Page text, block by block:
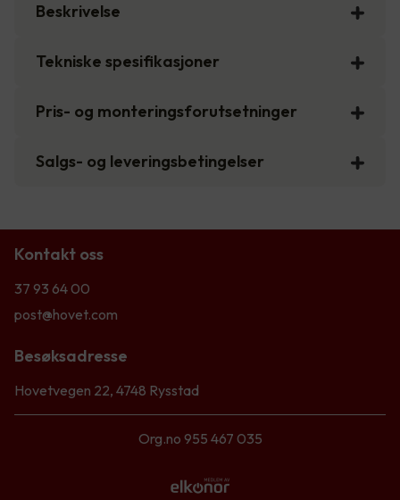
Beskrivelse
Tekniske spesifikasjoner
Pris- og monteringsforutsetninger
Salgs- og leveringsbetingelser
Kontakt oss
37 93 64 00
post@hovet.com
Besøksadresse
Hovetvegen 22, 4748 Rysstad
Org.no 955 467 035